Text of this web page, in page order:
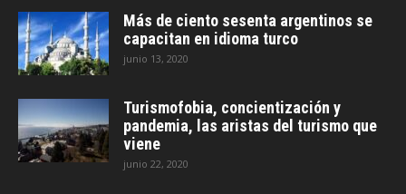
Más de ciento sesenta argentinos se
capacitan en idioma turco
junio 13, 2020
Turismofobia, concientización y
pandemia, las aristas del turismo que
viene
junio 22, 2020